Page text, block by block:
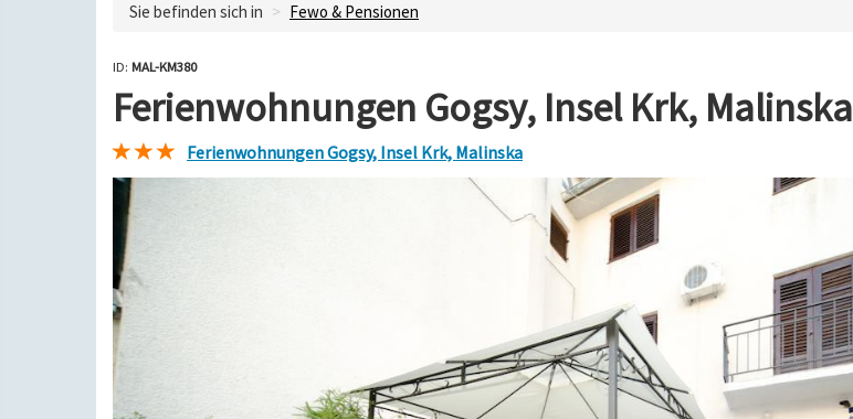
Sie befinden sich in Fewo & Pensionen
ID: MAL-KM380
Ferienwohnungen Gogsy, Insel Krk, Malinska
Ferienwohnungen Gogsy, Insel Krk, Malinska